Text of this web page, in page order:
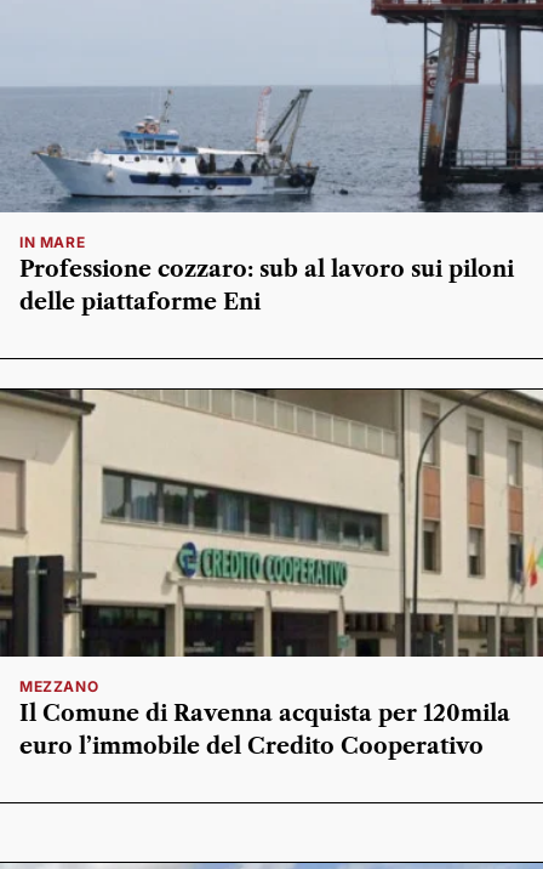
IN MARE
Professione cozzaro: sub al lavoro sui piloni
delle piattaforme Eni
MEZZANO
Il Comune di Ravenna acquista per 120mila
euro l’immobile del Credito Cooperativo